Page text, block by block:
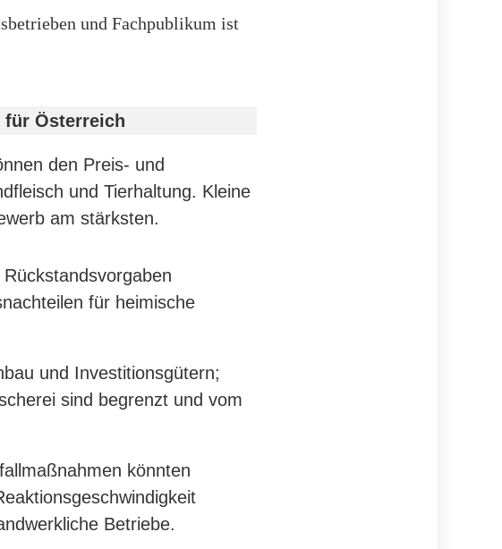
und Fachpublikum ist
für Österreich
den Preis- und
und Tierhaltung. Kleine
am stärksten.
für heimische
und Investitionsgütern;
sind begrenzt und vom
könnten
Betriebe.